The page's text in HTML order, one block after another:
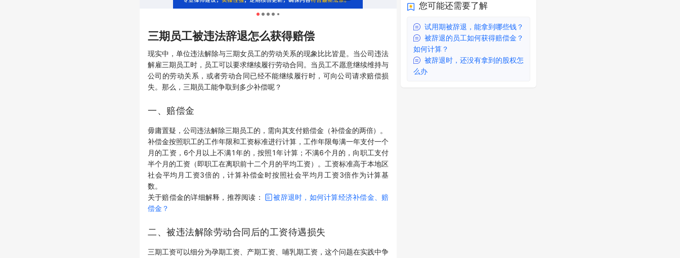
三期员工被违法辞退怎么获得赔偿
现实中，单位违法解除与三期女员工的劳动关系的现象比比皆是。当公司违法
解雇三期员工时，员工可以要求继续履行劳动合同。当员工不愿意继续维持与
公司的劳动关系，或者劳动合同已经不能继续履行时，可向公司请求赔偿损
失。那么，三期员工能争取到多少补偿呢？
一、赔偿金
毋庸置疑，公司违法解除三期员工的，需向其支付赔偿金（补偿金的两倍）。
补偿金按照职工的工作年限和工资标准进行计算，工作年限每满一年支付一个
月的工资，6个月以上不满1年的，按照1年计算；不满6个月的，向职工支付
半个月的工资（即职工在离职前十二个月的平均工资）。工资标准高于本地区
社会平均月工资3倍的，计算补偿金时按照社会平均月工资3倍作为计算基
数。
关于赔偿金的详细解释，推荐阅读：
被辞退时，如何计算经济补偿金、赔
偿金？
二、被违法解除劳动合同后的工资待遇损失
三期工资可以细分为孕期工资、产期工资、哺乳期工资，这个问题在实践中争
您可能还需要了解
试用期被辞退，能拿到哪些钱？
被辞退的员工如何获得赔偿金？
如何计算？
被辞退时，还没有拿到的股权怎
么办